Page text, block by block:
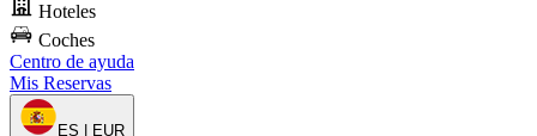
Hoteles
Coches
Centro de ayuda
Mis Reservas
ES | EUR